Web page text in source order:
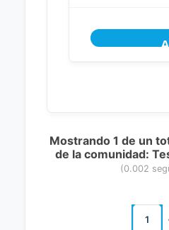
Mostrando 1 de un
de la comunidad:
(0.002
1